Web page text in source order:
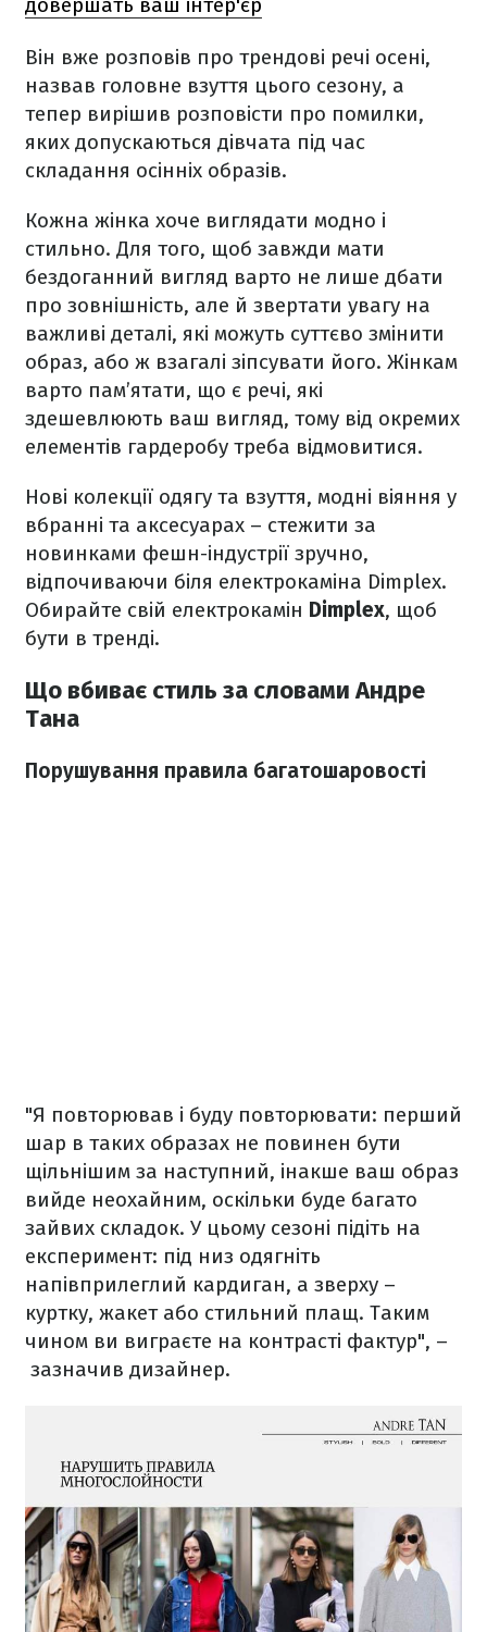
Він вже розповів про трендові речі осені,
назвав головне взуття цього сезону, а
тепер вирішив розповісти про помилки,
яких допускаються дівчата під час
складання осінніх образів.
Кожна жінка хоче виглядати модно і
стильно. Для того, щоб завжди мати
бездоганний вигляд варто не лише дбати
про зовнішність, але й звертати увагу на
важливі деталі, які можуть суттєво змінити
образ, або ж взагалі зіпсувати його. Жінкам
варто пам’ятати, що є речі, які
здешевлюють ваш вигляд, тому від окремих
елементів гардеробу треба відмовитися.
Нові колекції одягу та взуття, модні віяння у
вбранні та аксесуарах – стежити за
новинками фешн-індустрії зручно,
відпочиваючи біля електрокаміна Dimplex.
Обирайте свій електрокамін Dimplex, щоб
бути в тренді.
Що вбиває стиль за словами Андре
Тана
Порушування правила багатошаровості
"Я повторював і буду повторювати: перший
шар в таких образах не повинен бути
щільнішим за наступний, інакше ваш образ
вийде неохайним, оскільки буде багато
зайвих складок. У цьому сезоні підіть на
експеримент: під низ одягніть
напівприлеглий кардиган, а зверху –
куртку, жакет або стильний плащ. Таким
чином ви виграєте на контрасті фактур", –
зазначив дизайнер.